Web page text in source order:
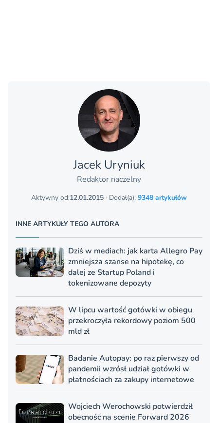
Jacek Uryniuk
Redaktor naczelny
Aktywny od:12.01.2015 · Dodał(a): 9348 artykułów
INNE ARTYKUŁY TEGO AUTORA
Dziś w mediach: jak karta Allegro Pay
zmniejsza szanse na hipotekę, co
dalej ze Startup Poland i
tokenizowane depozyty
W lipcu wartość gotówki w obiegu
przekroczyła rekordowy poziom 500
mld zł
Badanie Autopay: po raz pierwszy od
pandemii wzrósł udział gotówki w
płatnościach za zakupy internetowe
Wojciech Werochowski potwierdził
obecność na scenie Forward 2026